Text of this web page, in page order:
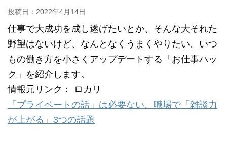
投稿日： 2022年4月14日
仕事で大成功を成し遂げたいとか、そんな大それた
野望はないけど、なんとなくうまくやりたい。いつ
もの働き方を小さくアップデートする「お仕事ハッ
ク」を紹介します。
情報元リンク： ロカリ
「プライベートの話」は必要ない。職場で「雑談力
が上がる」3つの話題